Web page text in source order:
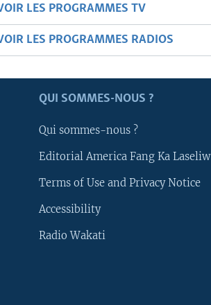
LES PROGRAMMES TV
LES PROGRAMMES RADIOS
QUI SOMMES-NOUS ?
Qui sommes-nous ?
Editorial America Fang Ka Laseliw
Terms of Use and Privacy Notice
Accessibility
Radio Wakati